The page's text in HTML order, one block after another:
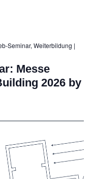
Seminar, Weiterbildung |
Messe
2026 by